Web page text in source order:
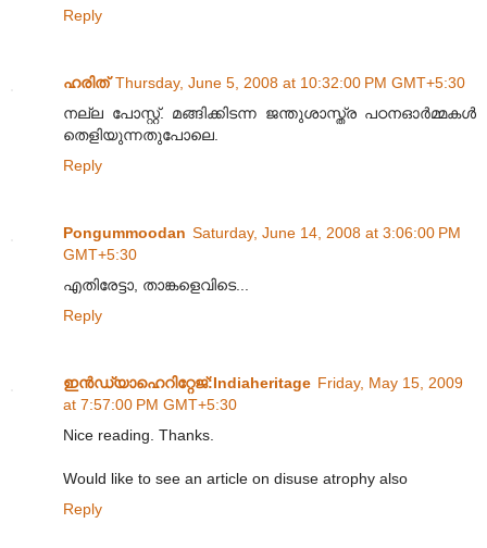
Reply
ഹരിത് Thursday, June 5, 2008 at 10:32:00 PM GMT+5:30
നല്ല പോസ്റ്റ്. മങ്ങിക്കിടന്ന ജന്തുശാസ്ത്ര പഠനഓര്‍മ്മകള്‍
തെളിയുന്നതുപോലെ.
Reply
Pongummoodan Saturday, June 14, 2008 at 3:06:00 PM
GMT+5:30
എതിരേട്ടാ, താങ്കളെവിടെ...
Reply
ഇന്‍ഡ്യാഹെറിറ്റേജ്‌:Indiaheritage Friday, May 15, 2009
at 7:57:00 PM GMT+5:30
Nice reading. Thanks.
Would like to see an article on disuse atrophy also
Reply